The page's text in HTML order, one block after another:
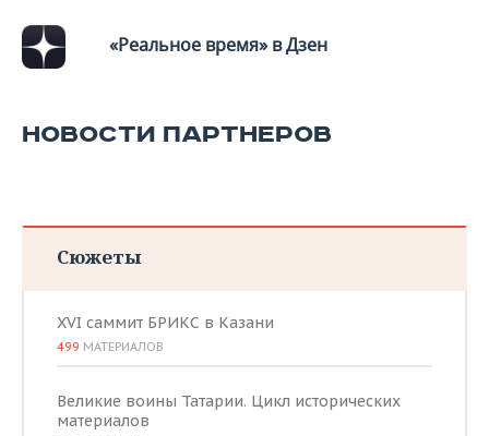
«Реальное время» в Дзен
НОВОСТИ ПАРТНЕРОВ
Сюжеты
XVI саммит БРИКС в Казани
499 МАТЕРИАЛОВ
Великие воины Татарии. Цикл исторических
материалов